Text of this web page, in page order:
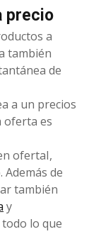
precio
a
también
de
a un precios
oferta es
ofertaI,
de
también
y
lo que